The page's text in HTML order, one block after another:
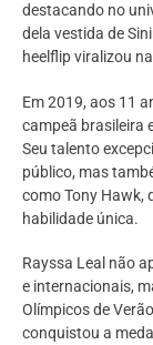
destacando no
dela vestida de
heelflip viralizou
Em 2019, aos 11
campeã brasileira
Seu talento
público, mas
como Tony Hawk,
habilidade única.
Rayssa Leal não
e internacionais,
Olímpicos de
conquistou a